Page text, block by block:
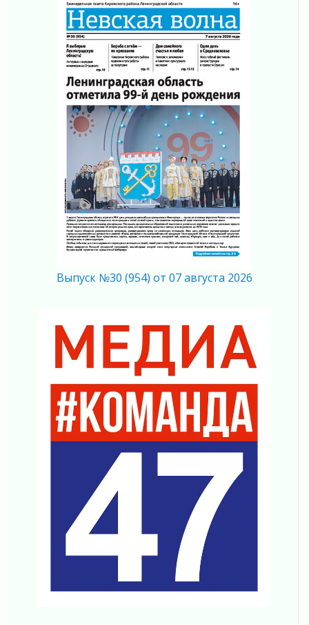
03 августа 2026
Поддержка волонтерских объединений
03 августа 2026
Ладожский мост полностью закроют на два
03 августа 2026
Музеи Ленобласти обновляют пространства
03 августа 2026
Новая площадка: 2027
Часть медиков в Ленобласти сможет
рассчитывать на доплату от региона
03 августа 2026
За сутки в Ленинградской области
ликвидировали 10 пожаров
03 августа 2026
Клюква наливается, но в корзинку пока не
просится
подняли зарплаты почти на 40% за год
03 августа 2026
Шесть новых жизней в честь дня рождения
Ленинградской области
03 августа 2026
Уроки безопасности для детей и взрослых
03 августа 2026
Ленобласть отмечает День Воздушно-
десантных войск
«Активное лето»
02 августа 2026
Ленобласть отметила заслуги жителей перед
регионом и страной
02 августа 2026
Выпуск №30 (954) от 07 августа 2026